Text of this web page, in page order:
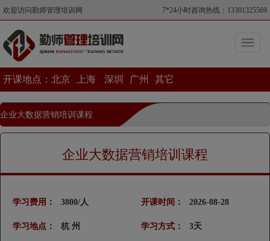
欢迎访问勤师管理培训网 7*24小时咨询热线：13301325569
开课地点： 北京 上海 深圳 广州 其它
企业大数据营销培训课程
企业大数据营销培训课程
学习费用： 3800/人
学习地点： 杭 州
开课时间： 2026-08-28
学习方式： 3天